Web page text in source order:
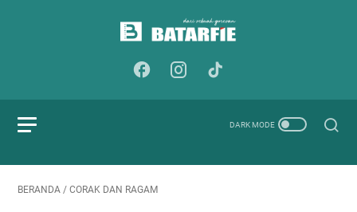
BERANDA / CORAK DAN RAGAM